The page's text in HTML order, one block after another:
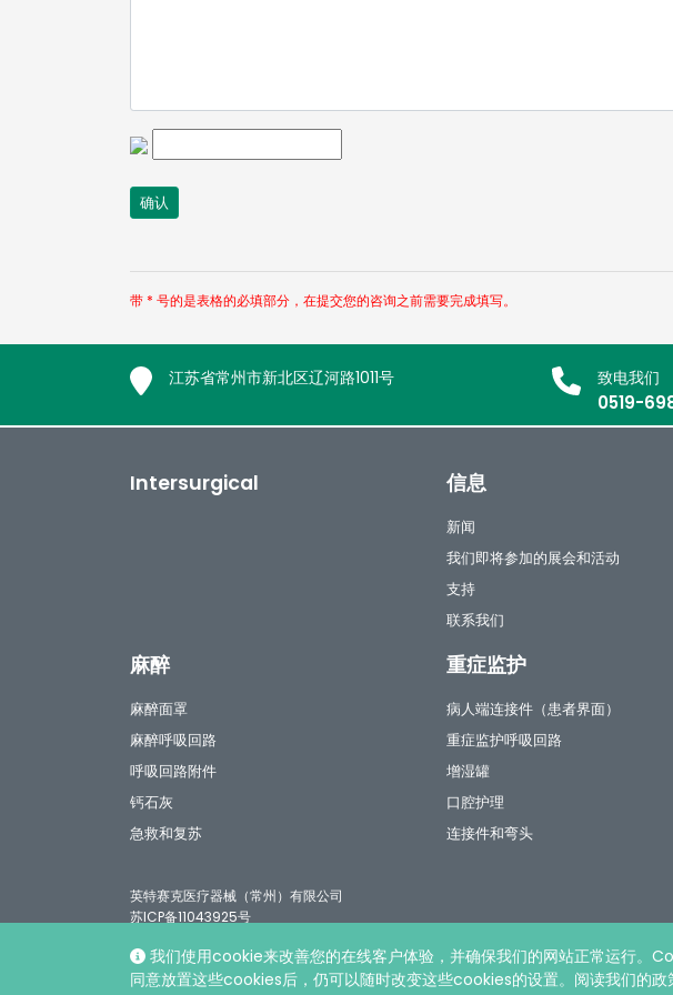
我们使用cookie来改善您的在线客户体验，并确保我们的网站正常运行。
同意放置这些cookies后，仍可以随时改变这些cookies的设置。阅读我们的政
带 * 号的是表格的必填部分，在提交您的咨询之前需要完成填写。
江苏省常州市新北区辽河路1011号 致电我们
0519-
Intersurgical 信息
新闻
我们即将参加的展会和活动
支持
联系我们
麻醉
麻醉面罩
麻醉呼吸回路
呼吸回路附件
钙石灰
急救和复苏
重症监护
病人端连接件（患者界面）
重症监护呼吸回路
增湿罐
口腔护理
连接件和弯头
英特赛克医疗器械（常州）有限公司
苏ICP备11043925号
© 英特赛克医疗器械（常州）有限公司, 2026 |隐私和Cookie策略